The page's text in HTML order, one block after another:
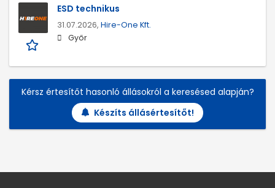
ESD technikus
31.07.2026, Hire-One Kft.
Győr
Kérsz értesítőt hasonló állásokról a keresésed alapján?
Készíts állásértesítőt!